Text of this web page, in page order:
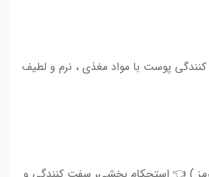
پوست با مواد مغذی ، نرم و لطیف